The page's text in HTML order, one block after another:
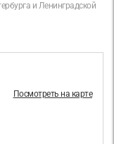
и Ленинградской
Посмотреть на карте